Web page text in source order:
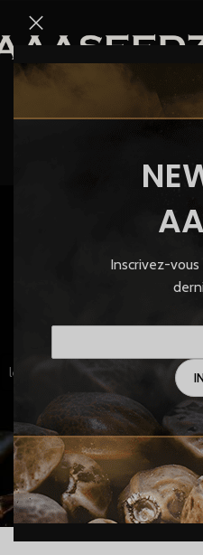
Inscrivez-
FILTRER PAR BREEDER
les Breeders
STOCK
En stock